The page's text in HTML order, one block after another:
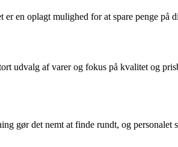
en oplagt mulighed for at spare penge
udvalg af varer og fokus på kvalitet og
gør det nemt at finde rundt, og